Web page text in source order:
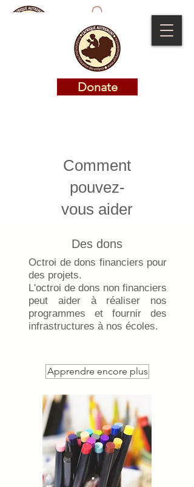
Donate
Donate
Comment
pouvez-
vous aider
Des dons
Octroi de dons financiers pour
des projets.
L'octroi de dons non financiers
peut aider à réaliser nos
programmes et fournir des
infrastructures à nos écoles.
Apprendre encore plus